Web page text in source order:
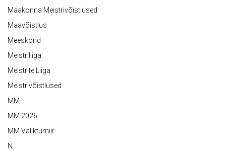
Maakonna Meistrivõistlused
Maavõistlus
Meeskond
Meistriliiga
Meistrite Liiga
Meistrivõistlused
MM
MM 2026
MM Valikturniir
N